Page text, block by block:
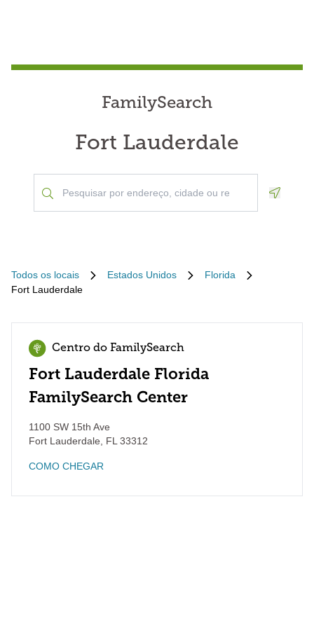
FamilySearch
Fort Lauderdale
Todos os locais Estados Unidos
Florida
Fort Lauderdale
Centro do FamilySearch
Fort Lauderdale Florida
FamilySearch Center
1100 SW 15th Ave
Fort Lauderdale
FL 33312
COMO CHEGAR